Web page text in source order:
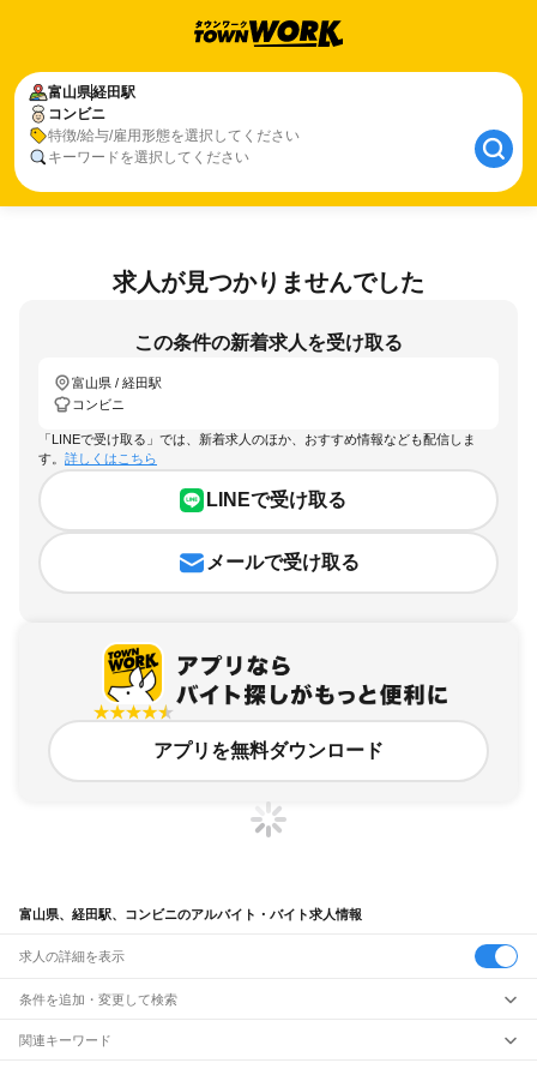
富山県経田駅
コンビニ
特徴/給与/雇用形態を選択してください
キーワードを選択してください
求人が見つかりませんでした
この条件の新着求人を受け取る
富山県 / 経田駅
コンビニ
「LINEで受け取る」では、新着求人のほか、おすすめ情報なども配信しま
す。 詳しくはこちら
LINEで受け取る
メールで受け取る
アプリを無料ダウンロード
富山県、経田駅、コンビニのアルバイト・バイト求人情報
求人の詳細を表示
条件を追加・変更して検索
市区町村を追加・変更
関連キーワード